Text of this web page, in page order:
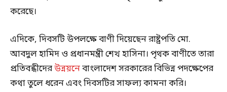
করেছে।
এদিকে, দিবসটি উপলক্ষে বাণী দিয়েছেন রাষ্ট্রপতি মো.
আবদুল হামিদ ও প্রধানমন্ত্রী শেখ হাসিনা। পৃথক বাণীতে তারা
প্রতিবন্ধীদেরউন্নয়নেবাংলাদেশ সরকারের বিভিন্ন পদক্ষেপের
কথা তুলে ধরেন এবং দিবসটির সাফল্য কামনা করি।